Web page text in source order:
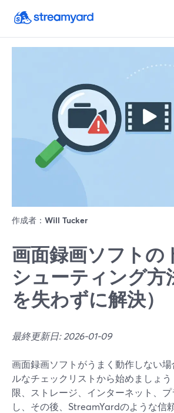
作成者： Will Tucker
画面録画ソフトの
シューティング方
を失わずに解決）
最終更新日: 2026-01-09
画面録画ソフトがうまく動作しない
ルなチェックリストから始めましょ
限、ストレージ、インターネット、
し、その後、StreamYardのような信